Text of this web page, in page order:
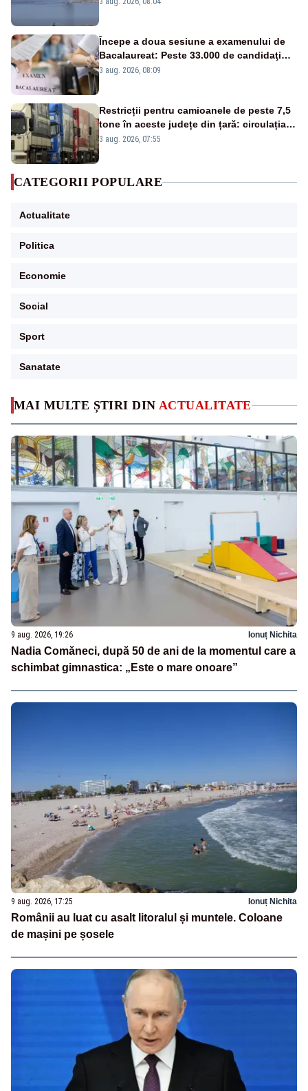
MAI MULTE ȘTIRI DIN ACTUALITATE
9 aug. 2026, 19:26 Ionuț Nichita
Nadia Comăneci, după 50 de ani de la momentul care a
schimbat gimnastica: „Este o mare onoare”
9 aug. 2026, 17:25 Ionuț Nichita
Românii au luat cu asalt litoralul și muntele. Coloane
de mașini pe șosele
Începe a doua sesiune a examenului de
Bacalaureat: Peste 33.000 de candidaţi
înscrişi
3 aug. 2026, 08:09
Restricții pentru camioanele de peste 7,5
tone în aceste județe din țară: circulația
este interzisă luni, între orele 12:00 și
3 aug. 2026, 07:55
CATEGORII POPULARE
Actualitate
Politica
Economie
Social
Sport
Sanatate